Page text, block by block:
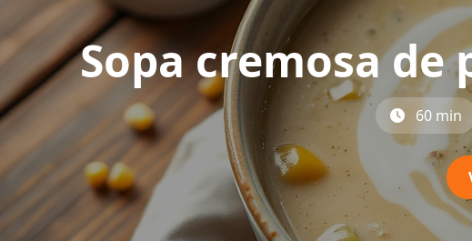
Sopa cremosa de
60 min